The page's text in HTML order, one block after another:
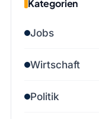
Kategorien
Jobs
Wirtschaft
Politik